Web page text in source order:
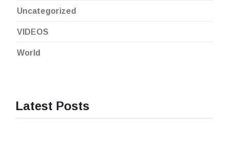
Uncategorized
VIDEOS
World
Latest Posts